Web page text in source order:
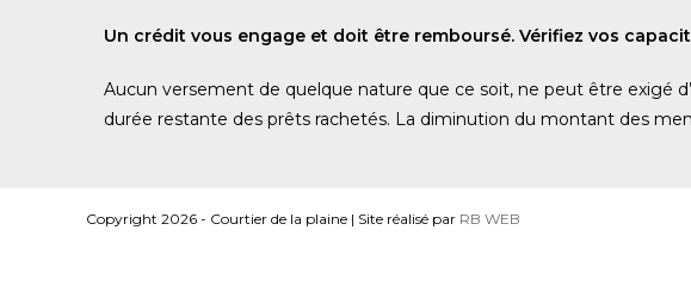
Un crédit vous engage et doit être remboursé. Vérifiez vos
Aucun versement de quelque nature que ce soit, ne peut être exigé
durée restante des prêts rachetés. La diminution du montant des
Copyright 2026 - Courtier de la plaine | Site réalisé par RB WEB